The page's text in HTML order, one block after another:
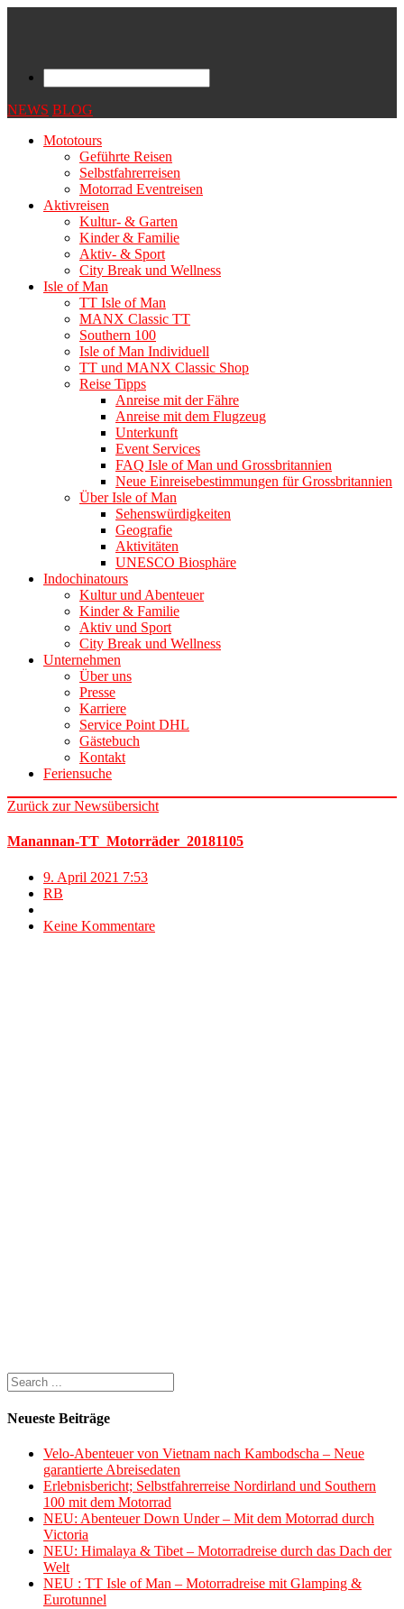
NEWS BLOG
Mototours
Geführte Reisen
Selbstfahrerreisen
Motorrad Eventreisen
Aktivreisen
Kultur- & Garten
Kinder & Familie
Aktiv- & Sport
City Break und Wellness
Isle of Man
TT Isle of Man
MANX Classic TT
Southern 100
Isle of Man Individuell
TT und MANX Classic Shop
Reise Tipps
Anreise mit der Fähre
Anreise mit dem Flugzeug
Unterkunft
Event Services
FAQ Isle of Man und Grossbritannien
Neue Einreisebestimmungen für Grossbritannien
Über Isle of Man
Sehenswürdigkeiten
Geografie
Aktivitäten
UNESCO Biosphäre
Indochinatours
Kultur und Abenteuer
Kinder & Familie
Aktiv und Sport
City Break und Wellness
Unternehmen
Über uns
Presse
Karriere
Service Point DHL
Gästebuch
Kontakt
Feriensuche
Zurück zur Newsübersicht
Manannan-TT_Motorräder_20181105
9. April 2021 7:53
RB
Keine Kommentare
Neueste Beiträge
Velo-Abenteuer von Vietnam nach Kambodscha – Neue
garantierte Abreisedaten
Erlebnisbericht; Selbstfahrerreise Nordirland und Southern
100 mit dem Motorrad
NEU: Abenteuer Down Under – Mit dem Motorrad durch
Victoria
NEU: Himalaya & Tibet – Motorradreise durch das Dach der
Welt
NEU : TT Isle of Man – Motorradreise mit Glamping &
Eurotunnel